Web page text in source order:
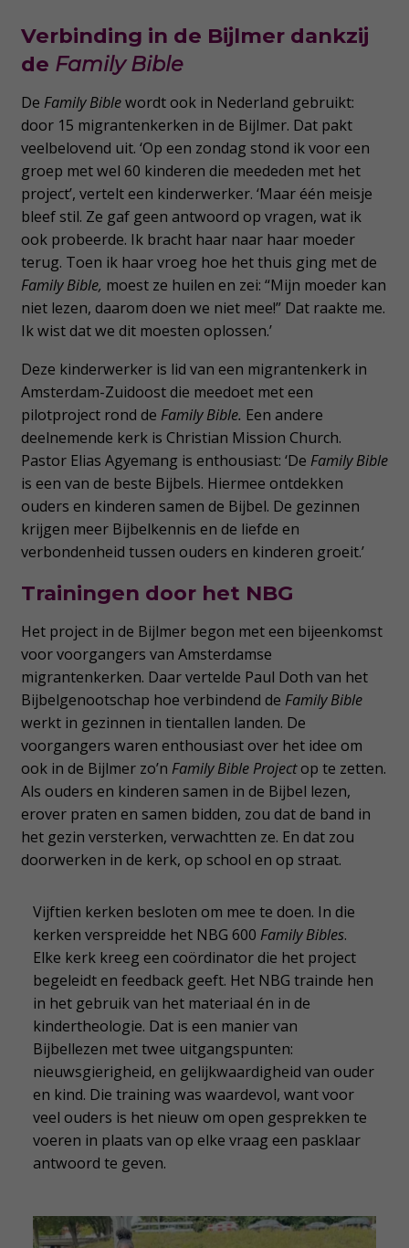
Verbinding in de Bijlmer dankzij
de Family Bible
De Family Biblewordt ook in Nederland gebruikt:
door 15 migrantenkerken in de Bijlmer. Dat pakt
veelbelovend uit. ‘Op een zondag stond ik voor een
groep met wel 60 kinderen die meededen met het
project’, vertelt een kinderwerker. ‘Maar één meisje
bleef stil. Ze gaf geen antwoord op vragen, wat ik
ook probeerde. Ik bracht haar naar haar moeder
terug. Toen ik haar vroeg hoe het thuis ging met de
Family Bible, moest ze huilen en zei: “Mijn moeder kan
niet lezen, daarom doen we niet mee!” Dat raakte me.
Ik wist dat we dit moesten oplossen.’
Deze kinderwerker is lid van een migrantenkerk in
Amsterdam-Zuidoost die meedoet met een
pilotproject rond de Family Bible. Een andere
deelnemende kerk is Christian Mission Church.
Pastor Elias Agyemang is enthousiast: ‘De Family Bible
is een van de beste Bijbels. Hiermee ontdekken
ouders en kinderen samen de Bijbel. De gezinnen
krijgen meer Bijbelkennis en de liefde en
verbondenheid tussen ouders en kinderen groeit.’
Trainingen door het NBG
Het project in de Bijlmer begon met een bijeenkomst
voor voorgangers van Amsterdamse
migrantenkerken. Daar vertelde Paul Doth van het
Bijbelgenootschap hoe verbindend de Family Bible
werkt in gezinnen in tientallen landen. De
voorgangers waren enthousiast over het idee om
ook in de Bijlmer zo’n Family Bible Projectop te zetten.
Als ouders en kinderen samen in de Bijbel lezen,
erover praten en samen bidden, zou dat de band in
het gezin versterken, verwachtten ze. En dat zou
doorwerken in de kerk, op school en op straat.
Vijftien kerken besloten om mee te doen. In die
kerken verspreidde het NBG 600 Family Bibles.
Elke kerk kreeg een coördinator die het project
begeleidt en feedback geeft. Het NBG trainde hen
in het gebruik van het materiaal én in de
kindertheologie. Dat is een manier van
Bijbellezen met twee uitgangspunten:
nieuwsgierigheid, en gelijkwaardigheid van ouder
en kind. Die training was waardevol, want voor
veel ouders is het nieuw om open gesprekken te
voeren in plaats van op elke vraag een pasklaar
antwoord te geven.